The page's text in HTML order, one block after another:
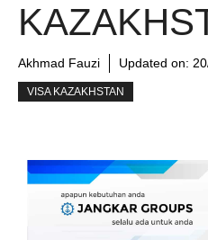
Akhmad Fauzi Updated on:
VISA KAZAKHSTAN